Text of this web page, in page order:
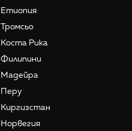
Етиопия
Тромсьо
Коста Рика
Филипини
Мадейра
Перу
Киргизстан
Норвегия